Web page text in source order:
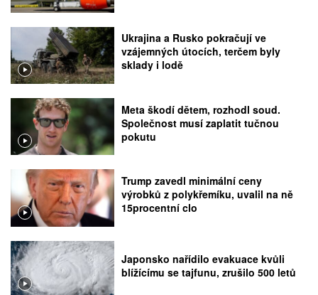
Ukrajina a Rusko pokračují ve
vzájemných útocích, terčem byly
sklady i lodě
Meta škodí dětem, rozhodl soud.
Společnost musí zaplatit tučnou
pokutu
Trump zavedl minimální ceny
výrobků z polykřemíku, uvalil na ně
15procentní clo
Japonsko nařídilo evakuace kvůli
blížícímu se tajfunu, zrušilo 500 letů